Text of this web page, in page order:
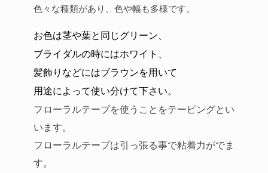
色々な種類があり、色や幅も多様です。
お色は茎や葉と同じグリーン、
ブライダルの時にはホワイト、
髪飾りなどにはブラウンを用いて
用途によって使い分けて下さい。
フローラルテープを使うことをテーピングとい
います。
フローラルテープは引っ張る事で粘着力がでま
す。